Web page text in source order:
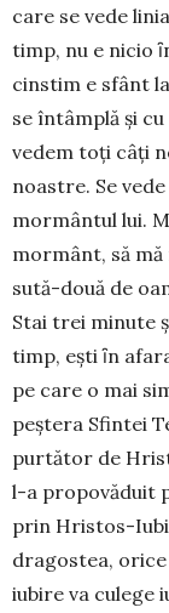
care se vede
timp, nu e nicio
cinstim e sfânt
se întâmplă și
vedem toţi câți
noastre. Se
mormântul lui.
mormânt, să
sută-două de
Stai trei minute
timp, eşti ȋn
pe care o mai
peştera Sfintei
purtător de
l-a propo­văduit
prin Hristos-
dra­gostea, orice
iubire va culege